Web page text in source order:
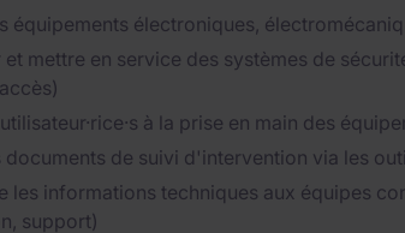
équipements électroniques,
et mettre en service des systèmes de
à la prise en main des
documents de suivi d'intervention via les
les informations techniques aux équipes
support)